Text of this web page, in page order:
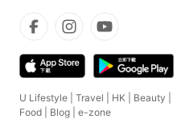
U Lifestyle Travel HK Beauty
Food
Blog e-zone